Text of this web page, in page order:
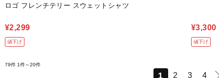
ロゴ フレンチテリー スウェットシャツ
¥2,299
値下げ
¥3,300
値下げ
79件 1件～20件
1 2 3 4